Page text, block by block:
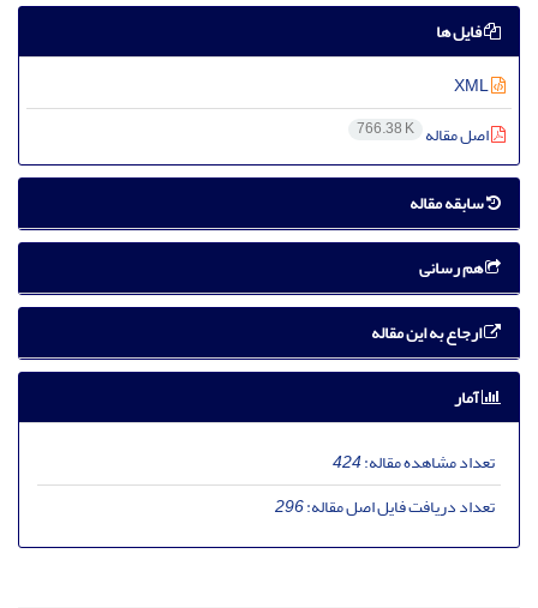
فایل ها
اصل مقاله 766.38 K
سابقه مقاله
هم رسانی
ارجاع به این مقاله
آمار
تعداد مشاهده مقاله:424
تعداد دریافت فایل اصل مقاله:296